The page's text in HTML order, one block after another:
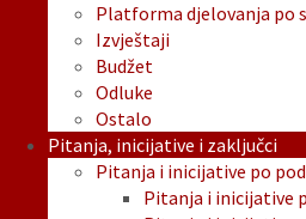
Platforma djelovanja po
Izvještaji
Budžet
Odluke
Ostalo
Pitanja, inicijative i zaključci
Pitanja i inicijative po
Pitanja i inicijative